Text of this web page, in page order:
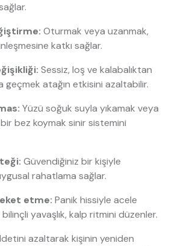
Oturmak veya uzanmak,
katkı sağlar.
Sessiz, loş ve kalabalıktan
geçmek atağın etkisini azaltabilir.
Yüzü soğuk suyla yıkamak veya
bez koymak sinir sistemini
Güvendiğiniz bir kişiyle
rahatlama sağlar.
etme: Panik hissiyle acele
yavaşlık, kalp ritmini düzenler.
azaltarak kişinin yeniden